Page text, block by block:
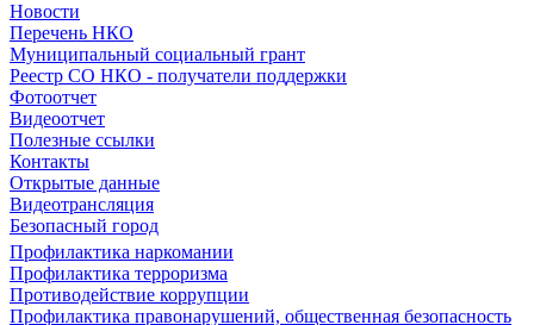
Новости
Перечень НКО
Муниципальный социальный грант
Реестр СО НКО - получатели поддержки
Фотоотчет
Видеоотчет
Полезные ссылки
Контакты
Открытые данные
Видеотрансляция
Безопасный город
Профилактика наркомании
Профилактика терроризма
Противодействие коррупции
Профилактика правонарушений, общественная безопасность